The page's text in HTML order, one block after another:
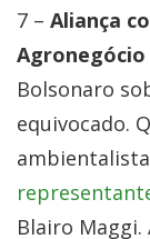
7 – Aliança
Agronegócio
Bolsonaro
equivocado.
Blairo